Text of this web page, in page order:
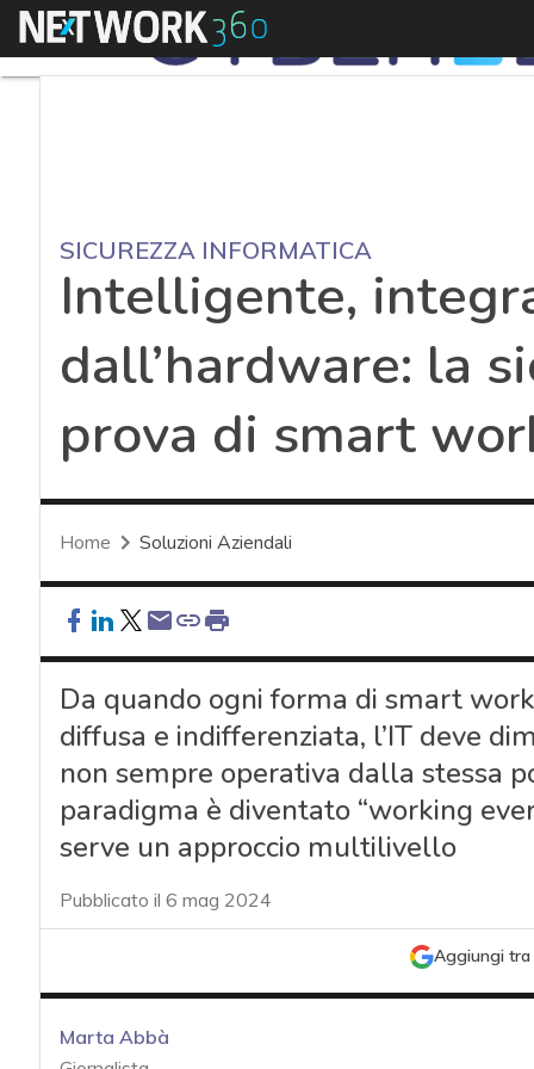
Menu
SICUREZZA INFORMATICA
Intelligente,
dall’hardware: la
prova di smart
Home Soluzioni Aziendali
Da quando ogni forma di smart
diffusa e indifferenziata, l’IT deve
non sempre operativa dalla stessa
paradigma è diventato “working
serve un approccio multilivello
Pubblicato il 6 mag 2024
Aggiungi tra
Marta Abbà